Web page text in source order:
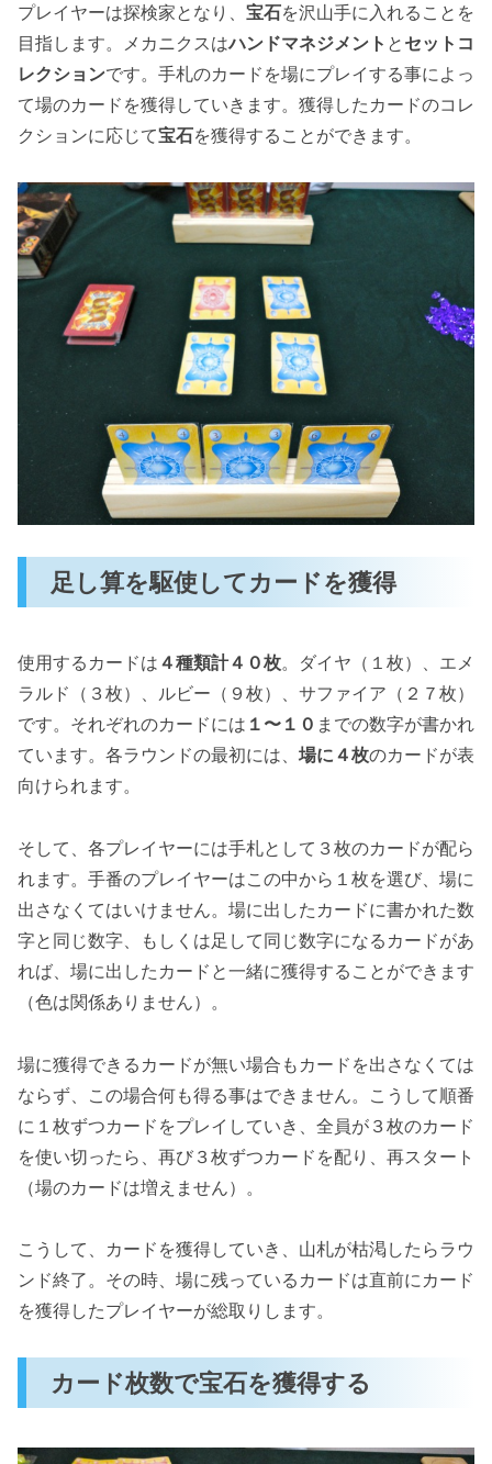
プレイヤーは探検家となり、 宝石を沢山手に入れることを
目指します。メカニクスはハンドマネジメント と セットコ
レクションです。手札のカードを場にプレイする事によっ
て場のカードを獲得していきます。獲得したカードのコレ
クションに応じて宝石を獲得することができます。
足し算を駆使してカードを獲得
使用するカードは ４種類計４０枚。ダイヤ（１枚）、エメ
ラルド（３枚）、ルビー（９枚）、サファイア（２７枚）
です。それぞれのカードには １〜１０ までの数字が書かれ
ています。各ラウンドの最初には、 場に４枚のカードが表
向けられます。
そして、各プレイヤーには手札として３枚のカードが配ら
れます。手番のプレイヤーはこの中から１枚を選び、場に
出さなくてはいけません。場に出したカードに書かれた数
字と同じ数字、もしくは足して同じ数字になるカードがあ
れば、場に出したカードと一緒に獲得することができます
（色は関係ありません）。
場に獲得できるカードが無い場合もカードを出さなくては
ならず、この場合何も得る事はできません。こうして順番
に１枚ずつカードをプレイしていき、全員が３枚のカード
を使い切ったら、再び３枚ずつカードを配り、再スタート
（場のカードは増えません）。
こうして、カードを獲得していき、山札が枯渇したらラウ
ンド終了。その時、場に残っているカードは直前にカード
を獲得したプレイヤーが総取りします。
カード枚数で宝石を獲得する